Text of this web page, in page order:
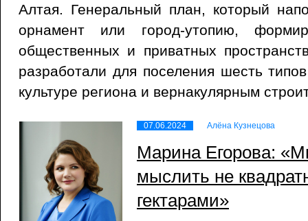
Алтая. Генеральный план, который
орнамент или город-утопию,
общественных и приватных
разработали для поселения шесть
культуре региона и вернакулярным
07.06.2024 Алёна Кузнецова
Марина Егорова:
мыслить не
гектарами»